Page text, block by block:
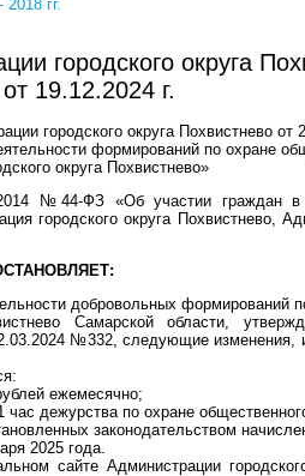
гг.
городского округа
19.12.2024 г.
городского округа Похвистнево
формирований по охране
округа Похвистнево»
№44-ФЗ «Об участии граждан в
городского округа Похвистнево,
добровольных формирований
Самарской области,
№332, следующие изменения,
ежемесячно;
дежурства по охране
законодательством
2025 года.
сайте Администрации